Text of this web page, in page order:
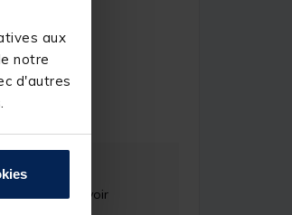
aux
notre
d'autres